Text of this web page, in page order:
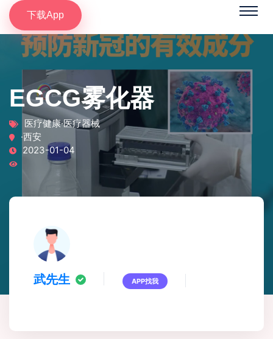
下载App
EGCG雾化器
医疗健康·医疗器械
·西安
2023-01-04
武先生 APP找我